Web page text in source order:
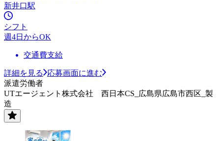
新井口駅
シフト
週4日からOK
交通費支給
詳細を見る
応募画面に進む
派遣労働者
UTエージェント株式会社 西日本CS_広島県広島市西区_製
造